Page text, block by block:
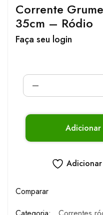
Corrente
35cm – Ródio
Faça seu login
Comparar